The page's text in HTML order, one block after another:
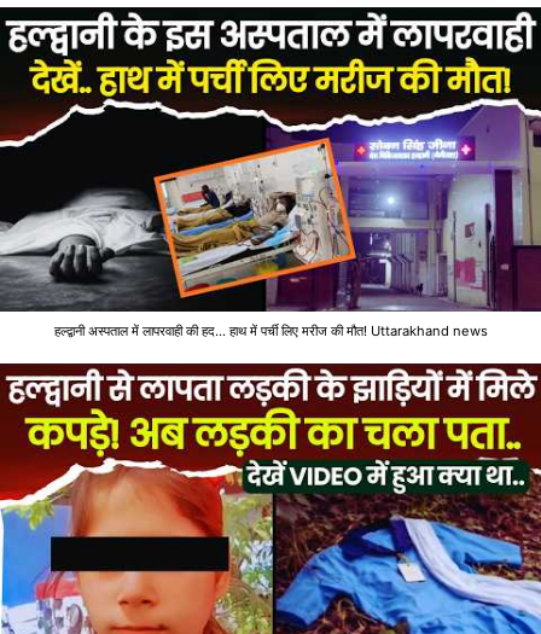
हल्द्वानी अस्पताल में लापरवाही की हद... हाथ में पर्ची लिए मरीज की मौत! Uttarakhand news